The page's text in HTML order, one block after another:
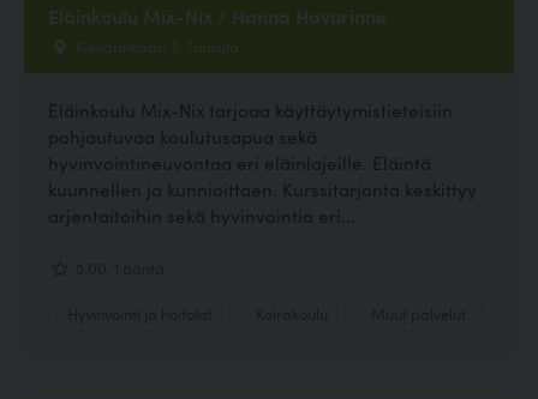
Eläinkoulu Mix-Nix / Hanna Havurinne
Kievarinkaari 3, Tuusula
Eläinkoulu Mix-Nix tarjoaa käyttäytymistieteisiin
pohjautuvaa koulutusapua sekä
hyvinvointineuvontaa eri eläinlajeille. Eläintä
kuunnellen ja kunnioittaen. Kurssitarjonta keskittyy
arjentaitoihin sekä hyvinvointia eri...